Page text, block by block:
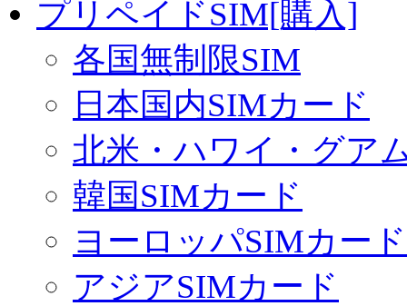
プリペイドSIM[購入]
各国無制限SIM
日本国内SIMカード
北米・ハワイ・グア
韓国SIMカード
ヨーロッパSIMカード
アジアSIMカード